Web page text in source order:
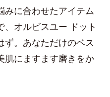
みに合わせたアイテム
、オルビスユー ドット
ず。あなただけのベス
肌にますます磨きをか